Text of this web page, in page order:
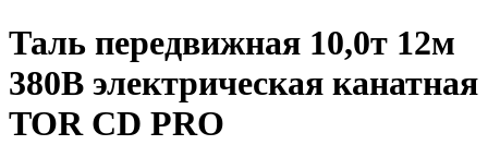
Таль передвижная 10,0т 12м
380В электрическая канатная
TOR CD PRO